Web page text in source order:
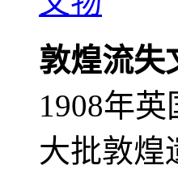
敦煌流失
1908年
大批敦煌